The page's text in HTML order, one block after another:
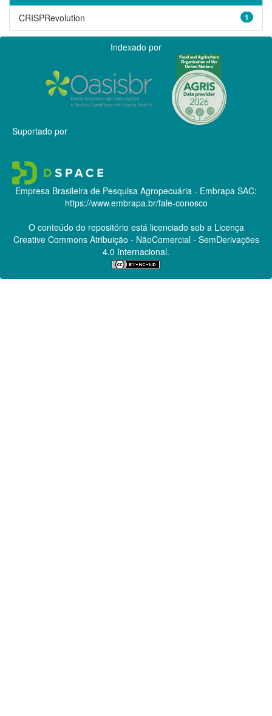
1
CRISPRevolution
Indexado por
Suportado por
Empresa Brasileira de Pesquisa Agropecuária - Embrapa SAC:
https://www.embrapa.br/fale-conosco
O conteúdo do repositório está licenciado sob a Licença
Creative CommonsAtribuição - NãoComercial - SemDerivações
4.0 Internacional.